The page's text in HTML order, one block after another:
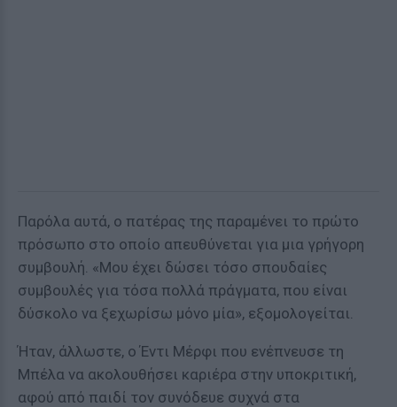
Παρόλα αυτά, ο πατέρας της παραμένει το πρώτο
πρόσωπο στο οποίο απευθύνεται για μια γρήγορη
συμβουλή. «Μου έχει δώσει τόσο σπουδαίες
συμβουλές για τόσα πολλά πράγματα, που είναι
δύσκολο να ξεχωρίσω μόνο μία», εξομολογείται.
Ήταν, άλλωστε, ο Έντι Μέρφι που ενέπνευσε τη
Μπέλα να ακολουθήσει καριέρα στην υποκριτική,
αφού από παιδί τον συνόδευε συχνά στα